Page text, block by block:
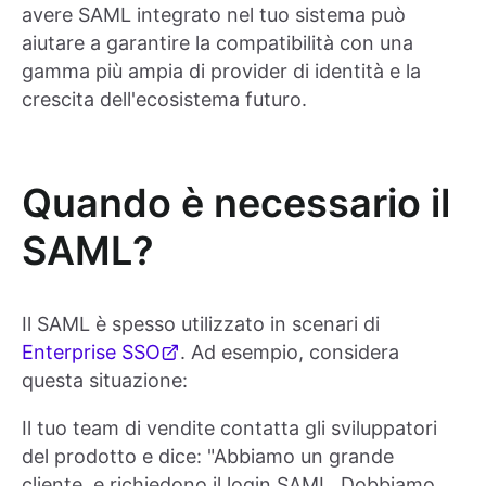
avere SAML integrato nel tuo sistema può
aiutare a garantire la compatibilità con una
gamma più ampia di provider di identità e la
crescita dell'ecosistema futuro.
Quando è necessario il
SAML?
Il SAML è spesso utilizzato in scenari di
Enterprise SSO
. Ad esempio, considera
questa situazione:
Il tuo team di vendite contatta gli sviluppatori
del prodotto e dice: "Abbiamo un grande